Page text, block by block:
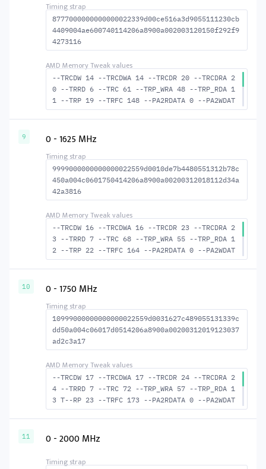
8777000000000000022339d00ce516a3d9055111230cb
4409004ae600740114206a8900a002003120150f292f9
4273116
--TRCDW 14 --TRCDWA 14 --TRCDR 20 --TRCDRA 2
0 --TRRD 6 --TRC 61 --TRP_WRA 48 --TRP_RDA 1
1 --TRP 19 --TRFC 148 --PA2RDATA 0 --PA2WDAT
A 0 --TFAW 10 --TCRCRL 2 --TCRCWL 6 --TFAW32
MACTWR 47 --RAS2RAS 148 --RP 39 --WRPLUSRP 4
9 0 - 1625 MHz
9999000000000000022559d0010de7b4480551312b78c
450a004c0601750414206a8900a00200312018112d34a
42a3816
--TRCDW 16 --TRCDWA 16 --TRCDR 23 --TRCDRA 2
3 --TRRD 7 --TRC 68 --TRP_WRA 55 --TRP_RDA 1
2 --TRP 22 --TRFC 164 --PA2RDATA 0 --PA2WDAT
A 0 --TFAW 12 --TCRCRL 2 --TCRCWL 6 --TFAW32
-ACTWR 52 --RAS2RAS 164 --RP 42 --WRPLUSRP 5
10 0 - 1750 MHz
10999000000000000022559d0031627c489055131339c
dd50a004c06017d0514206a8900a00200312019123037
ad2c3a17
--TRCDW 17 --TRCDWA 17 --TRCDR 24 --TRCDRA 2
4 --TRRD 7 --TRC 72 --TRP_WRA 57 --TRP_RDA 1
3 T--RP 23 --TRFC 173 --PA2RDATA 0 --PA2WDAT
A 0 --TFAW 12 --TCRCRL 2 --TCRCWL 6 --TFAW32
-ACTWR 55 --RAS2RAS 173 --RP 44 --WRPLUSRP 5
11 0 - 2000 MHz